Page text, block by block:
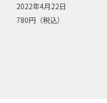
2022年4月22日
780円（税込）